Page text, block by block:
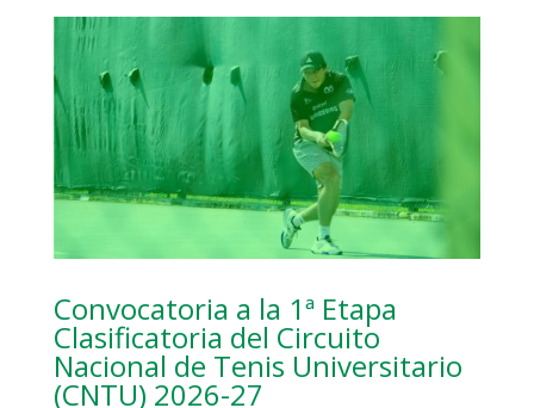
Convocatoria a la 1ª Etapa
Clasificatoria del Circuito
Nacional de Tenis Universitario
(CNTU) 2026-27